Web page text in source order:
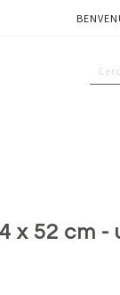
x 52 cm -